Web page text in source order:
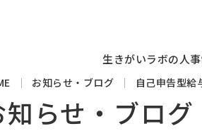
生きがいラボの人
お知らせ・ブログ 自己申告型給
知らせ・ブログ